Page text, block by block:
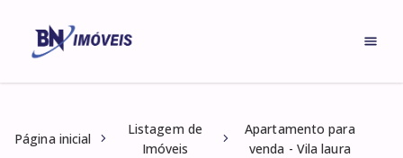
Página inicial
Listagem de
Imóveis
Apartamento para
venda - Vila laura